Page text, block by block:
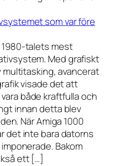
som var före
1980-talets mest
Med grafiskt
avancerat
visade det att
både kraftfulla och
innan detta blev
När Amiga 1000
det inte bara datorns
Bakom
ett […]